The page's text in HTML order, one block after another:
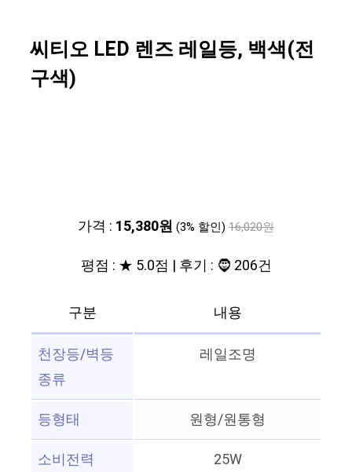
씨티오 LED 렌즈 레일등, 백색(전
구색)
가격 : 15,380원 (3% 할인) 16,020원
평점 : ★ 5.0점 | 후기 : 🧔 206건
구분
내용
천장등/벽등
종류
레일조명
등형태
원형/원통형
소비전력
25W